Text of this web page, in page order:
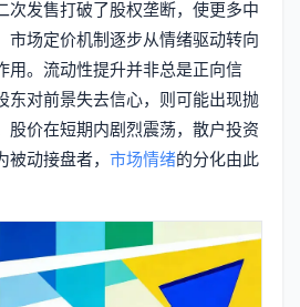
次发售打破了股权垄断，使更多中
市场定价机制逐步从情绪驱动转向
用。流动性提升并非总是正向信
东对前景失去信心，则可能出现抛
股价在短期内剧烈震荡，散户投资
动接盘者， 市场情绪的分化由此